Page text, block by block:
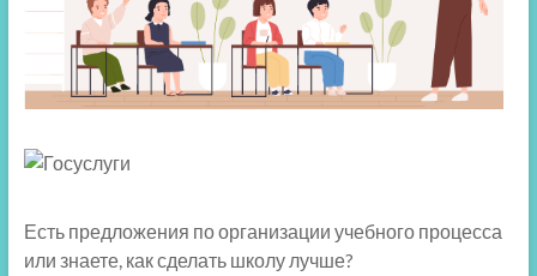
Есть предложения по организации учебного процесса
или знаете, как сделать школу лучше?